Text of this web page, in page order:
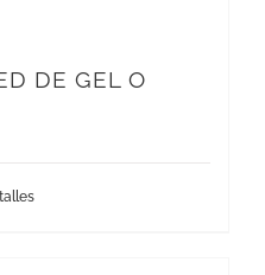
DE GEL O